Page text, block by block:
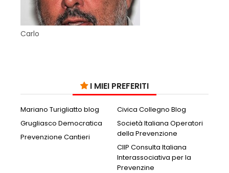
Carlo
I MIEI PREFERITI
Mariano Turigliatto blog
Civica Collegno Blog
Grugliasco Democratica
Società Italiana Operatori
della Prevenzione
Prevenzione Cantieri
CIIP Consulta Italiana
Interassociativa per la
Prevenzine